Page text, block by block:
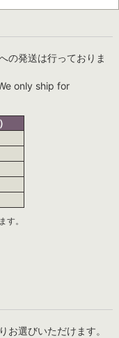
の発送は行っておりま
only ship for
す。
お選びいただけます。